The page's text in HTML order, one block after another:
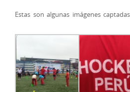
Estas son algunas imágenes